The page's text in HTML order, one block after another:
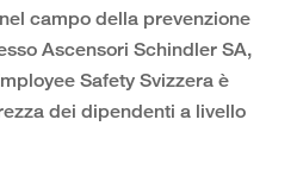
campo della prevenzione
Ascensori Schindler SA,
Safety Svizzera è
dei dipendenti a livello